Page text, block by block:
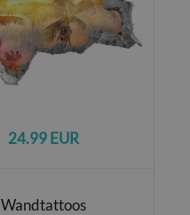
24.99 EUR
Wandtattoos